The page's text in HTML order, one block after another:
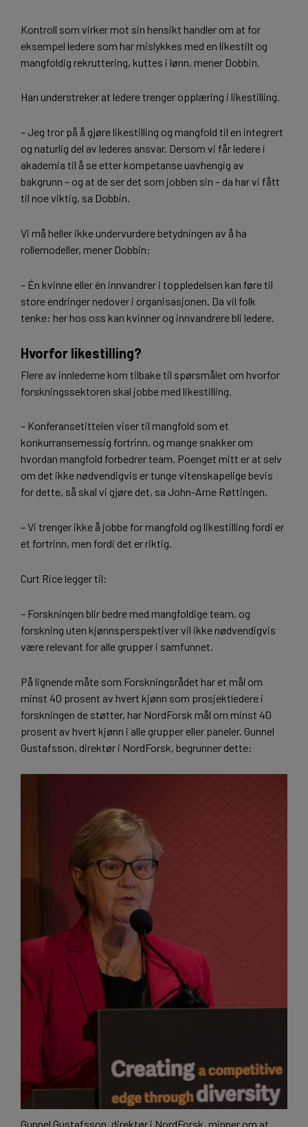
Kontroll som virker mot sin hensikt handler om at for
eksempel ledere som har mislykkes med en likestilt og
mangfoldig rekruttering, kuttes i lønn, mener Dobbin.
Han understreker at ledere trenger opplæring i likestilling.
– Jeg tror på å gjøre likestilling og mangfold til en integrert
og naturlig del av lederes ansvar. Dersom vi får ledere i
akademia til å se etter kompetanse uavhengig av
bakgrunn – og at de ser det som jobben sin – da har vi fått
til noe viktig, sa Dobbin.
Vi må heller ikke undervurdere betydningen av å ha
rollemodeller, mener Dobbin:
– Én kvinne eller én innvandrer i toppledelsen kan føre til
store endringer nedover i organisasjonen. Da vil folk
tenke: her hos oss kan kvinner og innvandrere bli ledere.
Hvorfor likestilling?
Flere av innlederne kom tilbake til spørsmålet om hvorfor
forskningssektoren skal jobbe med likestilling.
– Konferansetittelen viser til mangfold som et
konkurransemessig fortrinn, og mange snakker om
hvordan mangfold forbedrer team. Poenget mitt er at selv
om det ikke nødvendigvis er tunge vitenskapelige bevis
for dette, så skal vi gjøre det, sa John-Arne Røttingen.
– Vi trenger ikke å jobbe for mangfold og likestilling fordi er
et fortrinn, men fordi det er riktig.
Curt Rice legger til:
– Forskningen blir bedre med mangfoldige team, og
forskning uten kjønnsperspektiver vil ikke nødvendigvis
være relevant for alle grupper i samfunnet.
På lignende måte som Forskningsrådet har et mål om
minst 40 prosent av hvert kjønn som prosjektledere i
forskningen de støtter, har NordForsk mål om minst 40
prosent av hvert kjønn i alle grupper eller paneler. Gunnel
Gustafsson, direktør i NordForsk, begrunner dette:
Gunnel Gustafsson, direktør i NordForsk, minner om at